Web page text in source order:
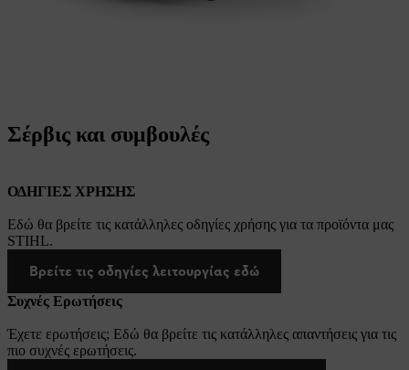
Σέρβις και συμβουλές
ΟΔΗΓΙΕΣ ΧΡΗΣΗΣ
Εδώ θα βρείτε τις κατάλληλες οδηγίες χρήσης για τα προϊόντα μας
STIHL.
Βρείτε τις οδηγίες λειτουργίας εδώ
Συχνές Ερωτήσεις
Έχετε ερωτήσεις; Εδώ θα βρείτε τις κατάλληλες απαντήσεις για τις
πιο συχνές ερωτήσεις.